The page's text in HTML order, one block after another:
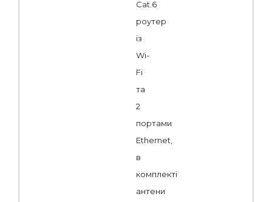
Cat.6
роутер
із
Wi-
Fi
та
2
портами
Ethernet,
в
комплекті
антени